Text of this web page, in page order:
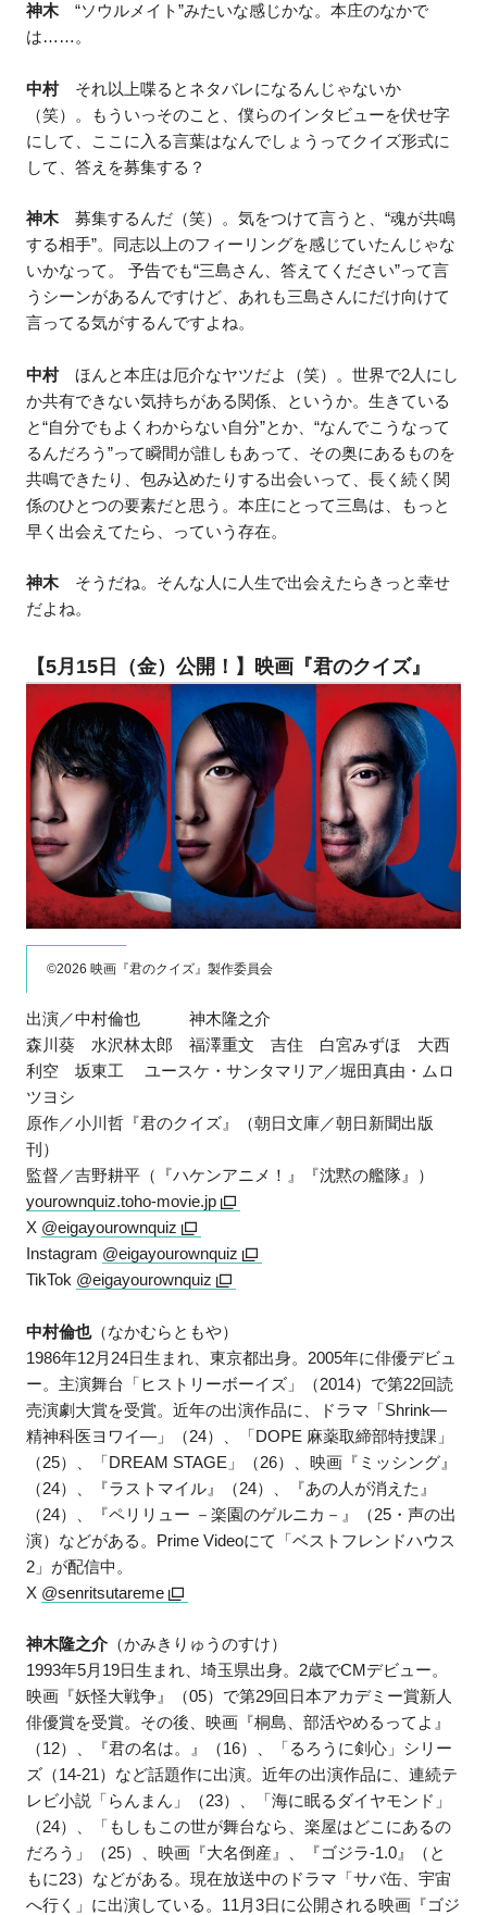
神木“ソウルメイト”みたいな感じかな。本庄のなかで
は……。
中村それ以上喋るとネタバレになるんじゃないか
（笑）。もういっそのこと、僕らのインタビューを伏せ字
にして、ここに入る言葉はなんでしょうってクイズ形式に
して、答えを募集する？
神木募集するんだ（笑）。気をつけて言うと、“魂が共鳴
する相手”。同志以上のフィーリングを感じていたんじゃな
いかなって。 予告でも“三島さん、答えてください”って言
うシーンがあるんですけど、あれも三島さんにだけ向けて
言ってる気がするんですよね。
中村ほんと本庄は厄介なヤツだよ（笑）。世界で2人にし
か共有できない気持ちがある関係、というか。生きている
と“自分でもよくわからない自分”とか、“なんでこうなって
るんだろう”って瞬間が誰しもあって、その奥にあるものを
共鳴できたり、包み込めたりする出会いって、長く続く関
係のひとつの要素だと思う。本庄にとって三島は、もっと
早く出会えてたら、っていう存在。
神木そうだね。そんな人に人生で出会えたらきっと幸せ
だよね。
【5月15日（金）公開！】映画『君のクイズ』
©2026 映画『君のクイズ』製作委員会
出演／中村倫也 神木隆之介
森川葵 水沢林太郎 福澤重文 吉住 白宮みずほ 大西
利空 坂東工 ユースケ・サンタマリア／堀田真由・ムロ
ツヨシ
原作／小川哲『君のクイズ』（朝日文庫／朝日新聞出版
刊）
監督／吉野耕平（『ハケンアニメ！』『沈黙の艦隊』）
yourownquiz.toho-movie.jp
X @eigayourownquiz
Instagram @eigayourownquiz
TikTok @eigayourownquiz
中村倫也（なかむらともや）
1986年12月24日生まれ、東京都出身。2005年に俳優デビュ
ー。主演舞台「ヒストリーボーイズ」（2014）で第22回読
売演劇大賞を受賞。近年の出演作品に、ドラマ「Shrink―
精神科医ヨワイ―」（24）、「DOPE 麻薬取締部特捜課」
（25）、「DREAM STAGE」（26）、映画『ミッシング』
（24）、『ラストマイル』（24）、『あの人が消えた』
（24）、『ペリリュー －楽園のゲルニカ－』（25・声の出
演）などがある。Prime Videoにて「ベストフレンドハウス
2」が配信中。
X @senritsutareme
神木隆之介（かみきりゅうのすけ）
1993年5月19日生まれ、埼玉県出身。2歳でCMデビュー。
映画『妖怪大戦争』（05）で第29回日本アカデミー賞新人
俳優賞を受賞。その後、映画『桐島、部活やめるってよ』
（12）、『君の名は。』（16）、「るろうに剣心」シリー
ズ（14-21）など話題作に出演。近年の出演作品に、連続テ
レビ小説「らんまん」（23）、「海に眠るダイヤモンド」
（24）、「もしもこの世が舞台なら、楽屋はどこにあるの
だろう」（25）、映画『大名倒産』、『ゴジラ-1.0』（と
もに23）などがある。現在放送中のドラマ「サバ缶、宇宙
へ行く」に出演している。11月3日に公開される映画『ゴジ